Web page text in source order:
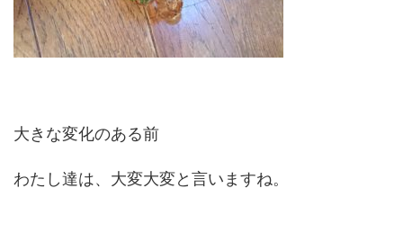
大きな変化のある前
わたし達は、大変大変と言いますね。